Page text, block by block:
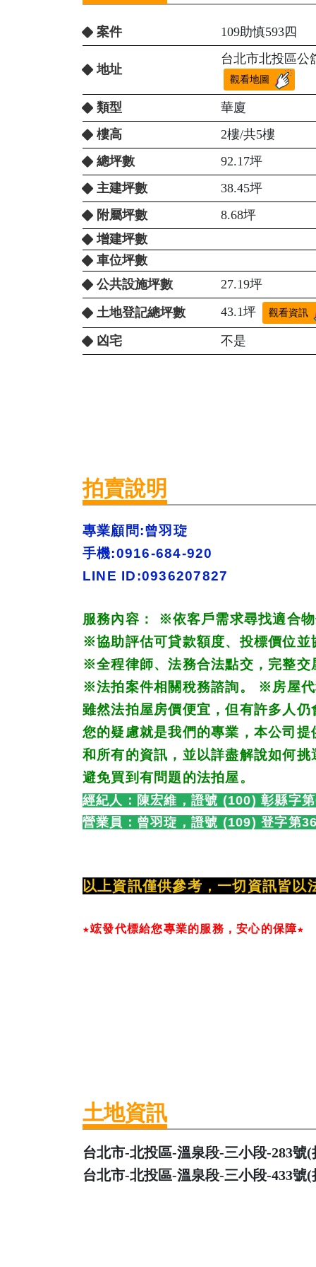
案件 109助慎593四
地址
台北市北投區公
觀看地圖
類型
華廈
樓高
2樓/共5樓
總坪數
92.17坪
主建坪數
38.45坪
附屬坪數
8.68坪
增建坪數
車位坪數
公共設施坪數
27.19坪
土地登記總坪數
43.1坪 觀看資訊
凶宅 不是
拍賣說明
專業顧問:曾羽琁
手機:0916-684-920
LINE ID:0936207827
服務內容： ※依客戶需求尋找適合
※協助評估可貸款額度、投標價位
※全程律師、法務合法點交，完整
※法拍案件相關稅務諮詢。 ※ 房屋
雖然法拍屋房價便宜，但有許多人
您的疑慮就是我們的專業，本公司
和所有的資訊，並以詳盡解說如何
避免買到有問題的法拍屋。
經紀人：陳宏維，證號 (100) 彰縣字
營業員： 曾羽琁，證號 (109) 登字
以上資訊僅供參考，一切資訊皆以
★竤發代標給您專業的服務，安心的保障★
土地資訊
台北市-北投區-溫泉段-三小段-283號(
台北市-北投區-溫泉段-三小段-433號(